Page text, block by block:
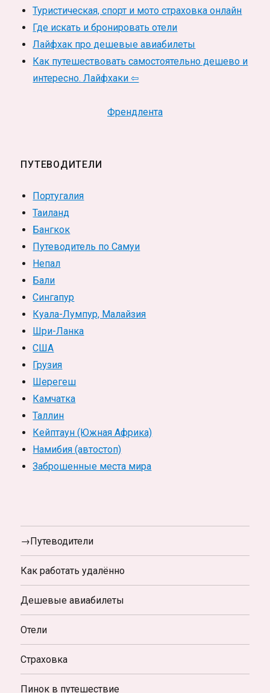
Туристическая, спорт и мото страховка онлайн
Где искать и бронировать отели
Лайфхак про дешевые авиабилеты
Как путешествовать самостоятельно дешево и
интересно. Лайфхаки ⇦
Френдлента
ПУТЕВОДИТЕЛИ
Португалия
Таиланд
Бангкок
Путеводитель по Самуи
Непал
Бали
Сингапур
Куала-Лумпур, Малайзия
Шри-Ланка
США
Грузия
Шерегеш
Камчатка
Таллин
Кейптаун (Южная Африка)
Намибия (автостоп)
Заброшенные места мира
→Путеводители
Как работать удалённо
Дешевые авиабилеты
Отели
Страховка
Пинок в путешествие